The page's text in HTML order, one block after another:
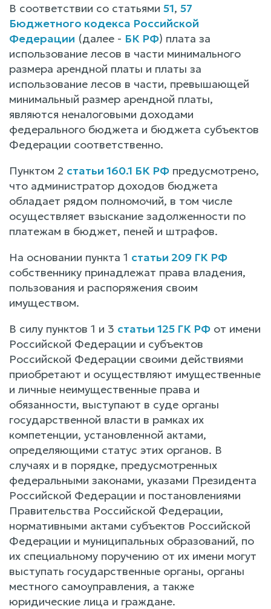
В соответствии со статьями 51, 57
Бюджетного кодекса Российской
Федерации (далее - БК РФ) плата за
использование лесов в части минимального
размера арендной платы и платы за
использование лесов в части, превышающей
минимальный размер арендной платы,
являются неналоговыми доходами
федерального бюджета и бюджета субъектов
Федерации соответственно.
Пунктом 2 статьи 160.1 БК РФ предусмотрено,
что администратор доходов бюджета
обладает рядом полномочий, в том числе
осуществляет взыскание задолженности по
платежам в бюджет, пеней и штрафов.
На основании пункта 1 статьи 209 ГК РФ
собственнику принадлежат права владения,
пользования и распоряжения своим
имуществом.
В силу пунктов 1 и 3 статьи 125 ГК РФ от имени
Российской Федерации и субъектов
Российской Федерации своими действиями
приобретают и осуществляют имущественные
и личные неимущественные права и
обязанности, выступают в суде органы
государственной власти в рамках их
компетенции, установленной актами,
определяющими статус этих органов. В
случаях и в порядке, предусмотренных
федеральными законами, указами Президента
Российской Федерации и постановлениями
Правительства Российской Федерации,
нормативными актами субъектов Российской
Федерации и муниципальных образований, по
их специальному поручению от их имени могут
выступать государственные органы, органы
местного самоуправления, а также
юридические лица и граждане.